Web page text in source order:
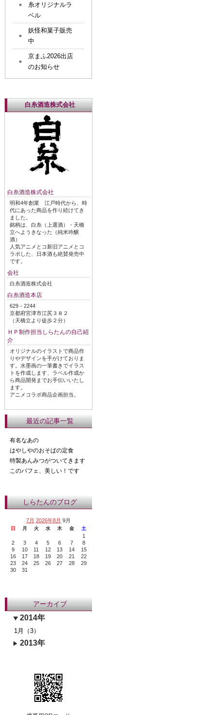
糸オリジナルラ
ベル
妖怪和菓子販売
中
京まふ2026出店
のお知らせ
白糸酒造株式会社
白糸酒造株式会社
明和4年創業 江戸時代から、時
代にあった商品を作り続けてき
ました。
銘柄は、白糸（上選酒）・天橋
立へようきなった（純米吟醸
酒）
人気アニメとコ新旧アニメとコ
ラボした、日本酒も絶賛発売中
です。
会社
白糸酒造株式会社
白糸酒造本店
629－2244
京都府宮津市江尻３８２
（天橋立より徒歩２分）
ＨＰ制作担当しらたんの自己紹
介
オリジナルのイラストで商品作
りやデザインを手がけておりま
す。水墨画の一筆書きでイラス
トを作成します、ラベル作成か
ら商品開発までお手伝いいたし
ます。
アニメコラボ商品企画担当。
最近の記事一覧
有名なあの
はやしやのおそばの定食
特製あんみつがついてきます
このパフェ、美しい！です
しらたんのブログ
7月 2026年8月 9月
日 月 火 水 木 金 土
1
2
3 4 5 6 7
8
9
10 11 12 13 14
15
16
17 18 19 20 21
22
23
24 25 26 27 28
29
30
31
アーカイブ
2014年
1月（3）
2013年